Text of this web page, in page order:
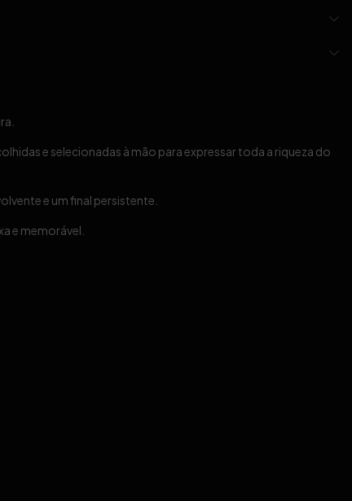
e selecionadas à mão para expressar toda a riqueza do
e um final persistente.
e memorável.